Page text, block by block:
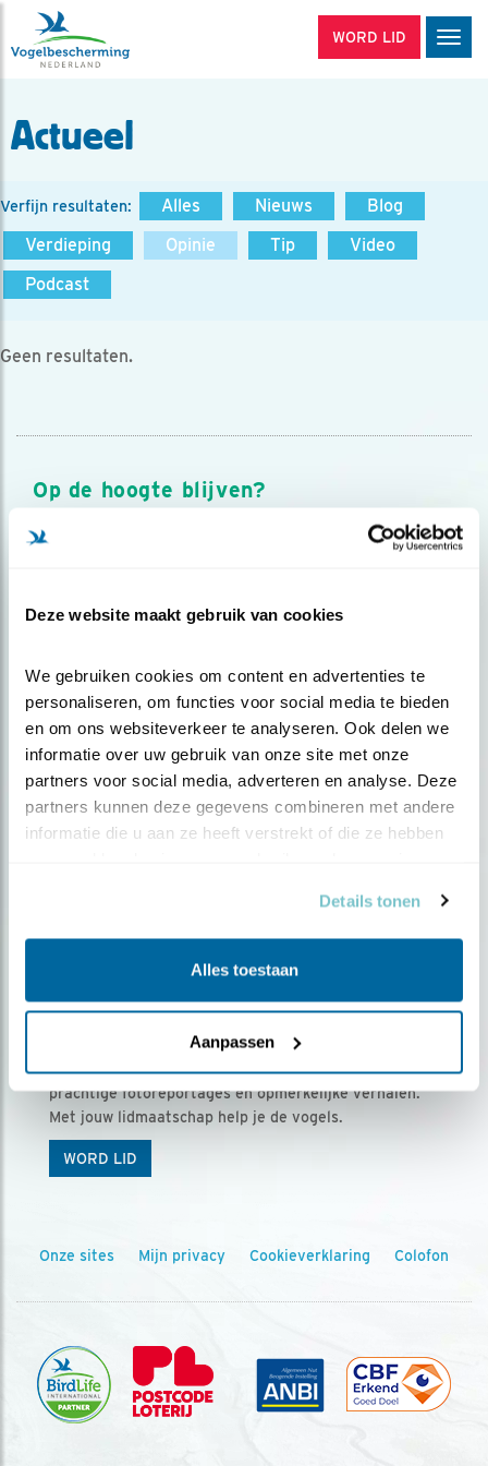
Deze website maakt gebruik van cookies
We gebruiken cookies om content en advertenties te
personaliseren, om functies voor social media te bieden
en om ons websiteverkeer te analyseren. Ook delen we
informatie over uw gebruik van onze site met onze
partners voor social media, adverteren en analyse. Deze
partners kunnen deze gegevens combineren met andere
informatie die u aan ze heeft verstrekt of die ze hebben
Details tonen
Alles toestaan
Aanpassen
WORD LID
Actueel
Verfijn resultaten: Alles Nieuws
Blog
Verdieping
Opinie Tip
Video
Podcast
Geen resultaten.
Op de hoogte blijven?
Meld je aan en ontvang nieuws, inspiratie, acties en tips
over vogels en activiteiten van Vogelbescherming.
Ontvang 5 x Vogels voor € 36,00 per jaar
Vogels is het tijdschrift voor onze leden, met
prachtige fotoreportages en opmerkelijke verhalen.
Met jouw lidmaatschap help je de vogels.
WORD LID
Onze sites Mijn privacy Cookieverklaring Colofon